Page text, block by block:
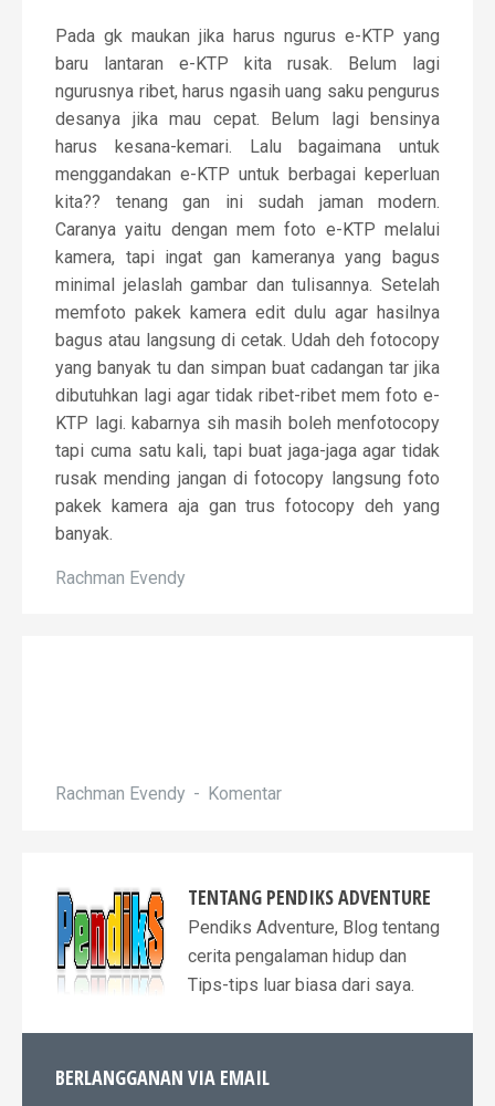
Pada gk maukan jika harus ngurus e-KTP yang
baru lantaran e-KTP kita rusak. Belum lagi
ngurusnya ribet, harus ngasih uang saku pengurus
desanya jika mau cepat. Belum lagi bensinya
harus kesana-kemari. Lalu bagaimana untuk
menggandakan e-KTP untuk berbagai keperluan
kita?? tenang gan ini sudah jaman modern.
Caranya yaitu dengan mem foto e-KTP melalui
kamera, tapi ingat gan kameranya yang bagus
minimal jelaslah gambar dan tulisannya. Setelah
memfoto pakek kamera edit dulu agar hasilnya
bagus atau langsung di cetak. Udah deh fotocopy
yang banyak tu dan simpan buat cadangan tar jika
dibutuhkan lagi agar tidak ribet-ribet mem foto e-
KTP lagi. kabarnya sih masih boleh menfotocopy
tapi cuma satu kali, tapi buat jaga-jaga agar tidak
rusak mending jangan di fotocopy langsung foto
pakek kamera aja gan trus fotocopy deh yang
banyak.
Rachman Evendy
Rachman Evendy Komentar
TENTANG PENDIKS ADVENTURE
Pendiks Adventure, Blog tentang
cerita pengalaman hidup dan
Tips-tips luar biasa dari saya.
BERLANGGANAN VIA EMAIL